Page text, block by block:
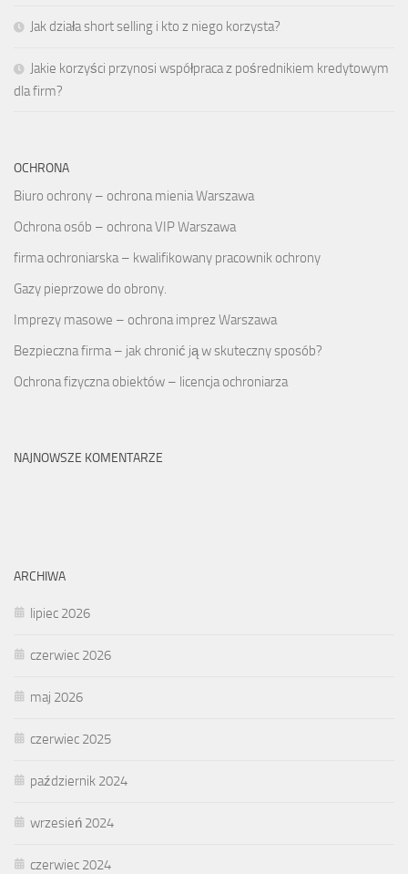
Jak działa short selling i kto z niego korzysta?
Jakie korzyści przynosi współpraca z pośrednikiem kredytowym
dla firm?
OCHRONA
Biuro ochrony – ochrona mienia Warszawa
Ochrona osób – ochrona VIP Warszawa
firma ochroniarska – kwalifikowany pracownik ochrony
Gazy pieprzowe do obrony.
Imprezy masowe – ochrona imprez Warszawa
Bezpieczna firma – jak chronić ją w skuteczny sposób?
Ochrona fizyczna obiektów – licencja ochroniarza
NAJNOWSZE KOMENTARZE
ARCHIWA
lipiec 2026
czerwiec 2026
maj 2026
czerwiec 2025
październik 2024
wrzesień 2024
czerwiec 2024